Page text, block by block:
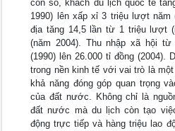
con số, khách du lịch quốc tế
1990) lên xấp xỉ 3 triệu lượt năm
địa tăng 14,5 lần từ 1 triệu lượt
(năm 2004). Thu nhập xã hội
(1990) lên 26.000 tỉ đồng
trong nền kinh tế với vai trò là
khả năng đóng góp quan trọng
của đất nước. Không chỉ là
đất nước mà du lịch còn tạo
động trực tiếp và hàng triệu lao